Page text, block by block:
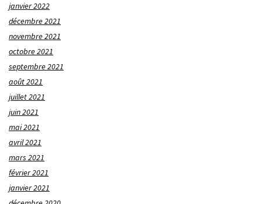
janvier 2022
décembre 2021
novembre 2021
octobre 2021
septembre 2021
août 2021
juillet 2021
juin 2021
mai 2021
avril 2021
mars 2021
février 2021
janvier 2021